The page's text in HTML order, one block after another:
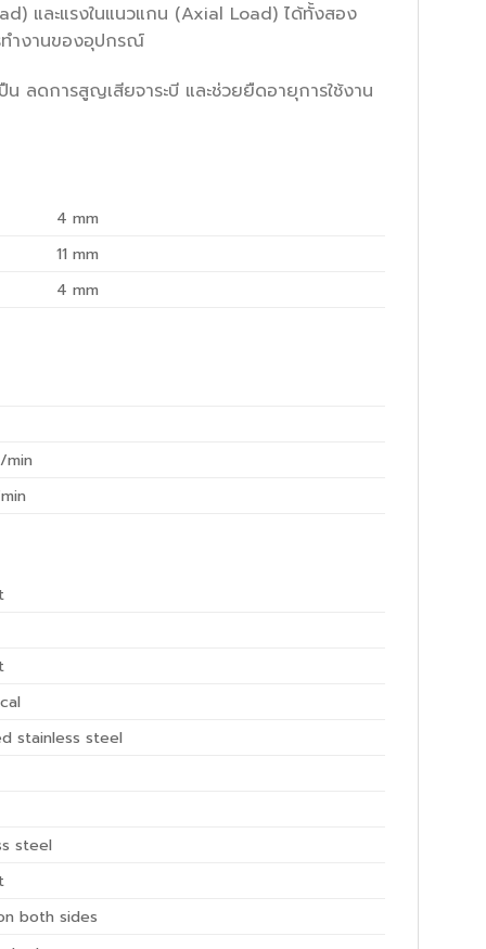
และแรงในแนวแกน (Axial Load) ได้ทั้งสอง
ทำงานของอุปกรณ์
ลดการสูญเสียจาระบี และช่วยยืดอายุการใช้งาน
4 mm
11 mm
4 mm
stainless steel
steel
both sides